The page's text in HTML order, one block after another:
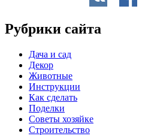
Рубрики сайта
Дача и сад
Декор
Животные
Инструкции
Как сделать
Поделки
Советы хозяйке
Строительство